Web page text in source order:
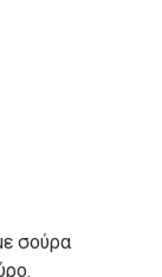
σούρα